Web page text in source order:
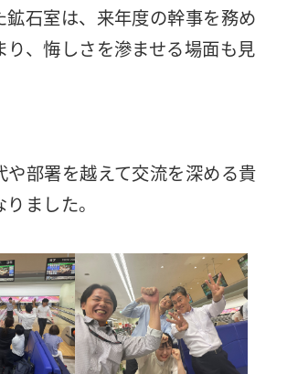
鉱石室は、来年度の幹事を務め
り、悔しさを滲ませる場面も見
や部署を越えて交流を深める貴
ました。